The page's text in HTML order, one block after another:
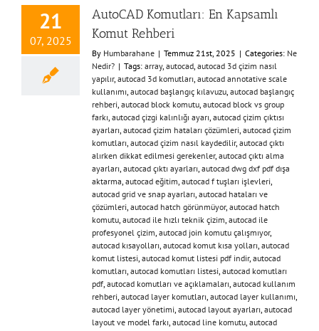
21
07, 2025
AutoCAD Komutları: En Kapsamlı
Komut Rehberi
By Humbarahane | Temmuz 21st, 2025 | Categories: Ne
Nedir? | Tags: array, autocad autocad 3d çizim nasıl
yapılır, autocad 3d komutları autocad annotative scale
kullanımı autocad başlangıç kılavuzu autocad başlangıç
rehberi autocad block komutu autocad block vs group
farkı autocad çizgi kalınlığı ayarı autocad çizim çıktısı
ayarları autocad çizim hataları çözümleri autocad çizim
komutları autocad çizim nasıl kaydedilir, autocad çıktı
alırken dikkat edilmesi gerekenler, autocad çıktı alma
ayarları autocad çıktı ayarları autocad dwg dxf pdf dışa
aktarma autocad eğitim autocad f tuşları işlevleri
autocad grid ve snap ayarları autocad hataları ve
çözümleri autocad hatch görünmüyor, autocad hatch
komutu autocad ile hızlı teknik çizim autocad ile
profesyonel çizim autocad join komutu çalışmıyor,
autocad kısayolları autocad komut kısa yolları autocad
komut listesi autocad komut listesi pdf indir, autocad
komutları autocad komutları listesi autocad komutları
pdf autocad komutları ve açıklamaları autocad kullanım
rehberi autocad layer komutları autocad layer kullanımı
autocad layer yönetimi autocad layout ayarları autocad
layout ve model farkı autocad line komutu autocad